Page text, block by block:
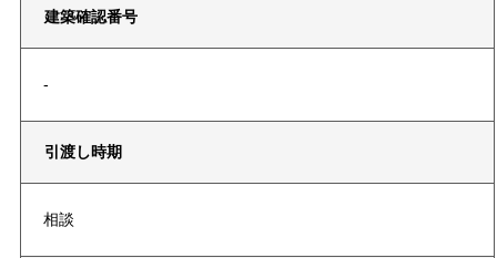
建築確認番号
-
引渡し時期
相談